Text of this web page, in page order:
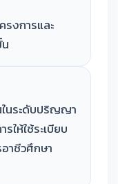
งการและ
นระดับปริญญา
ให้ใช้ระเบียบ
าชีวศึกษา